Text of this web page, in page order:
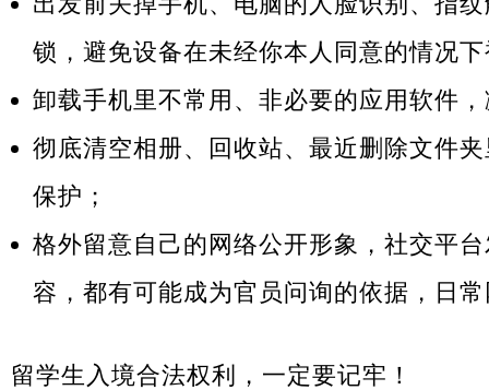
锁，避免设备在未经你本人同意的情况
卸载手机里不常用、非必要的应用软件
彻底清空相册、回收站、最近删除文件
保护；
格外留意自己的网络公开形象，社交平
容，都有可能成为官员问询的依据，日
留学生入境合法权利，一定要记牢！